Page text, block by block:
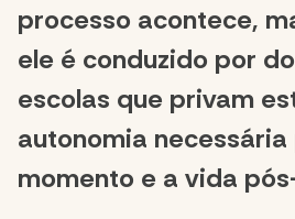
processo acontece,
ele é conduzido por
escolas que privam
autonomia necessária
momento e a vida